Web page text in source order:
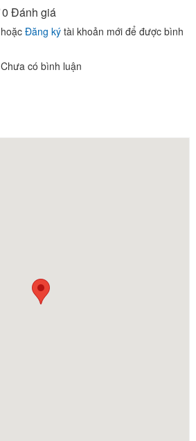
0 Đánh giá
hoặc Đăng ký tài khoản mới để được bình
Chưa có bình luận